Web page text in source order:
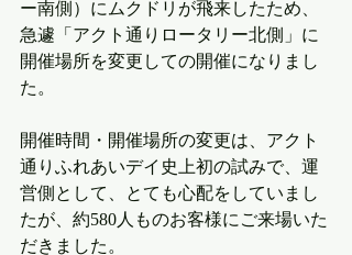
ー南側）にムクドリが飛来したため、
急遽「アクト通りロータリー北側」に
開催場所を変更しての開催になりまし
た。
開催時間・開催場所の変更は、アクト
通りふれあいデイ史上初の試みで、運
営側として、とても心配をしていまし
たが、約580人ものお客様にご来場いた
だきました。